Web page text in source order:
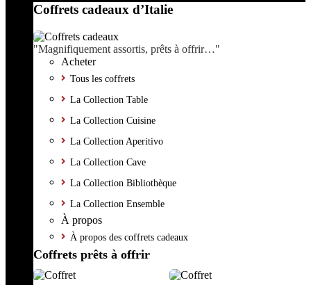
Coffrets cadeaux d’Italie
"Magnifiquement assortis, prêts à offrir…"
Acheter
Tous les coffrets
La Collection Table
La Collection Cuisine
La Collection Aperitivo
La Collection Cave
La Collection Bibliothèque
La Collection Ensemble
À propos
À propos des coffrets cadeaux
Coffrets prêts à offrir